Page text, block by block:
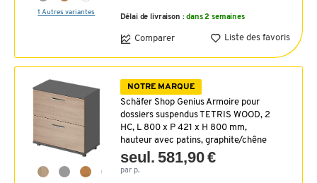
1 Autres variantes
Délai de livraison :dans 2 semaines
Comparer Liste des favoris
NOTRE MARQUE
Schäfer Shop Genius Armoire pour
dossiers suspendus TETRIS WOOD, 2
HC, L 800 x P 421 x H 800 mm,
hauteur avec patins, graphite/chêne
seul. 581,90 €
par p.